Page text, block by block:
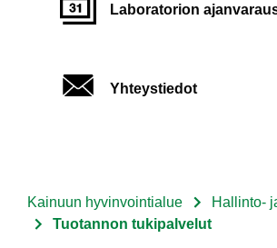
Laboratorion
Yhteystiedot
Murupolku
Kainuun hyvinvointialue
Hallinto-
Tuotannon tukipalvelut